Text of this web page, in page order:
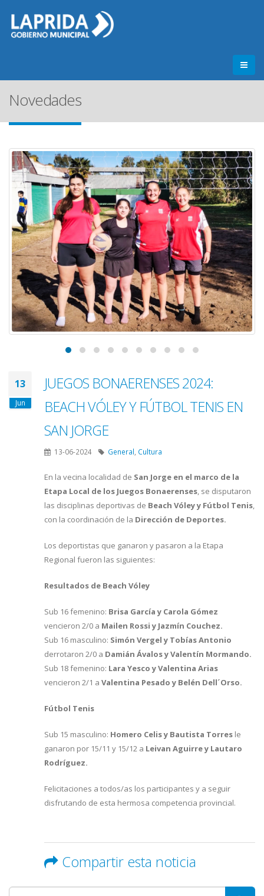
Novedades
13
Jun
JUEGOS BONAERENSES 2024:
BEACH VÓLEY Y FÚTBOL TENIS EN
SAN JORGE
13-06-2024 General Cultura
En la vecina localidad de San Jorge en el marco de la
Etapa Local de los Juegos Bonaerenses, se disputaron
las disciplinas deportivas de Beach Vóley y Fútbol Tenis,
con la coordinación de la Dirección de Deportes.
Los deportistas que ganaron y pasaron a la Etapa
Regional fueron las siguientes:
Resultados de Beach Vóley
Sub 16 femenino: Brisa García y Carola Gómez
vencieron 2/0 a Mailen Rossi y Jazmín Couchez.
Sub 16 masculino: Simón Vergel y Tobías Antonio
derrotaron 2/0 a Damián Ávalos y Valentín Mormando.
Sub 18 femenino: Lara Yesco y Valentina Arias
vencieron 2/1 a Valentina Pesado y Belén Dell´Orso.
Fútbol Tenis
Sub 15 masculino: Homero Celis y Bautista Torres le
ganaron por 15/11 y 15/12 a Leivan Aguirre y Lautaro
Rodríguez.
Felicitaciones a todos/as los participantes y a seguir
disfrutando de esta hermosa competencia provincial.
Compartir esta noticia